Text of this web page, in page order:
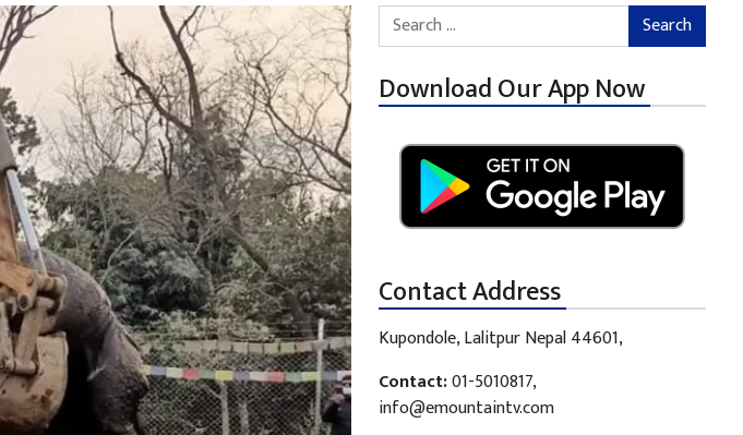
Search for:
Download Our App Now
Contact Address
Kupondole, Lalitpur Nepal 44601,
Contact:01-5010817,
info@emountaintv.com